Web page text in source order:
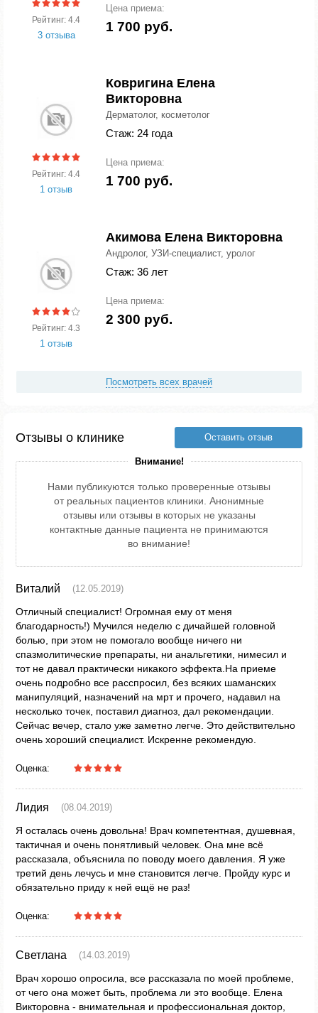
Рейтинг: 4.4
3 отзыва
Цена приема:
1 700 руб.
Рейтинг: 4.4
1 отзыв
Ковригина Елена
Викторовна
Дерматолог, косметолог
Стаж: 24 года
Цена приема:
1 700 руб.
Рейтинг: 4.3
1 отзыв
Акимова Елена Викторовна
Андролог, УЗИ-специалист, уролог
Стаж: 36 лет
Цена приема:
2 300 руб.
Посмотреть всех врачей
Отзывы о клинике Оставить отзыв
Внимание!
Нами публикуются только проверенные отзывы
от реальных пациентов клиники. Анонимные
отзывы или отзывы в которых не указаны
контактные данные пациента не принимаются
во внимание!
Виталий (12.05.2019)
Отличный специалист! Огромная ему от меня
благодарность!) Мучился неделю с дичайшей головной
болью, при этом не помогало вообще ничего ни
спазмолитические препараты, ни анальгетики, нимесил и
тот не давал практически никакого эффекта.На приеме
очень подробно все расспросил, без всяких шаманских
манипуляций, назначений на мрт и прочего, надавил на
несколько точек, поставил диагноз, дал рекомендации.
Сейчас вечер, стало уже заметно легче. Это действительно
очень хороший специалист. Искренне рекомендую.
Оценка:
Лидия (08.04.2019)
Я осталась очень довольна! Врач компетентная, душевная,
тактичная и очень понятливый человек. Она мне всё
рассказала, объяснила по поводу моего давления. Я уже
третий день лечусь и мне становится легче. Пройду курс и
обязательно приду к ней ещё не раз!
Оценка:
Светлана (14.03.2019)
Врач хорошо опросила, все рассказала по моей проблеме,
от чего она может быть, проблема ли это вообще. Елена
Викторовна - внимательная и профессиональная доктор,